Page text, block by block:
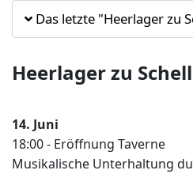
Das letzte "Heerlager zu
Heerlager zu
14. Juni
18:00 - Eröffnung Taverne
Musikalische Unterhaltung